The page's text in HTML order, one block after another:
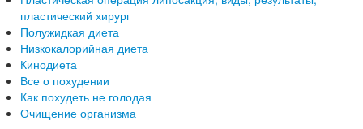
пластический хирург
Полужидкая диета
Низкокалорийная диета
Кинодиета
Все о похудении
Как похудеть не голодая
Очищение организма